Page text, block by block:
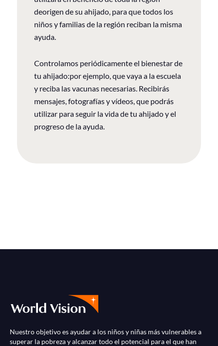
deorigen de su ahijado, para que todos los
niños y familias de la región reciban la misma
ayuda.
Controlamos periódicamente el bienestar de
tu ahijado:por ejemplo, que vaya a la escuela
y reciba las vacunas necesarias. Recibirás
mensajes, fotografías y vídeos, que podrás
utilizar para seguir la vida de tu ahijado y el
progreso de la ayuda.
Nuestro objetivo es ayudar a los niños y niñas más vulnerables a
superar la pobreza y alcanzar todo el potencial para el que han